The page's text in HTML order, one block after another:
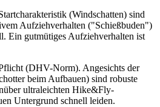
(Windschatten) sind
Aufziehverhalten ("Schießbuden")
Ein gutmütiges Aufziehverhalten ist
(DHV-Norm). Angesichts der
beim Aufbauen) sind robuste
ultraleichten Hike&Fly-
Untergrund schnell leiden.